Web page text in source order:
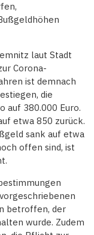
laut Stadt
Corona-
ist demnach
die
auf 380.000 Euro.
etwa 850 zurück.
sank auf etwa
offen sind, ist
betroffen, der
wurde. Zudem